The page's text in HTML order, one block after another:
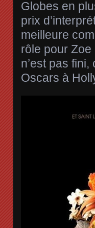
Globes en
prix
meilleure
rôle pour
n’est pas
Oscars à